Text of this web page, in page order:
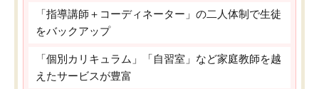
「指導講師＋コーディネーター」の二人体制で生徒
をバックアップ
「個別カリキュラム」「自習室」など家庭教師を越
えたサービスが豊富